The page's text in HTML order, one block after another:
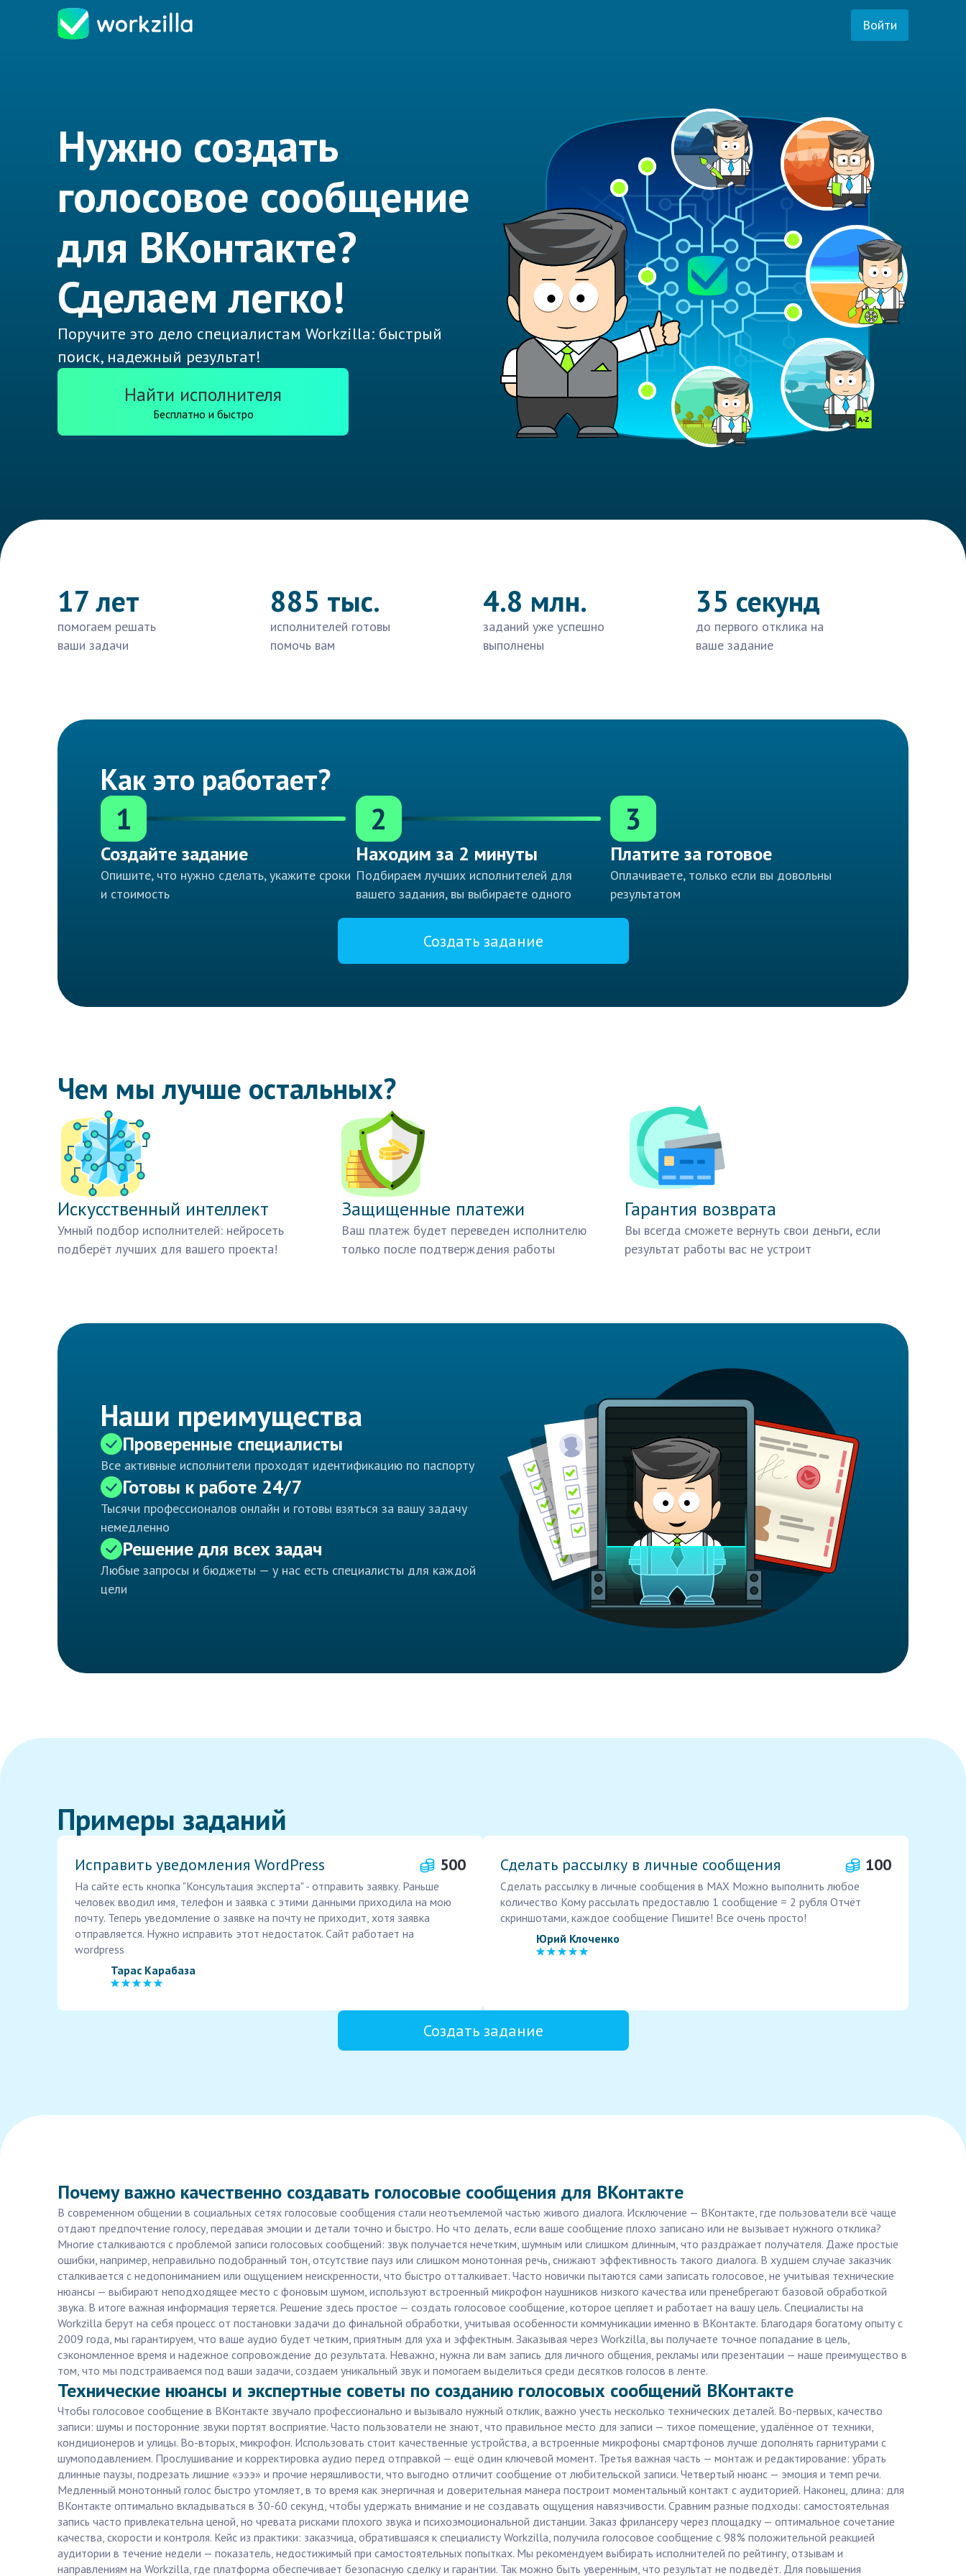
Войти
Нужно создать
голосовое сообщение
для ВКонтакте?
Сделаем легко!
Поручите это дело специалистам Workzilla: быстрый
поиск, надежный результат!
Найти исполнителя
Бесплатно и быстро
17 лет
помогаем решать
ваши задачи
885 тыс.
исполнителей готовы
помочь вам
4.8 млн.
заданий уже успешно
выполнены
35 секунд
до первого отклика на
ваше задание
Как это работает?
1
Создайте задание
Опишите, что нужно сделать, укажите сроки
и стоимость
2
Находим за 2 минуты
Подбираем лучших исполнителей для
вашего задания, вы выбираете одного
3
Платите за готовое
Оплачиваете, только если вы довольны
результатом
Создать задание
Чем мы лучше остальных?
Искусственный интеллект
Умный подбор исполнителей: нейросеть
подберёт лучших для вашего проекта!
Защищенные платежи
Ваш платеж будет переведен исполнителю
только после подтверждения работы
Гарантия возврата
Вы всегда сможете вернуть свои деньги, если
результат работы вас не устроит
Наши преимущества
Проверенные специалисты
Все активные исполнители проходят идентификацию по паспорту
Готовы к работе 24/7
Тысячи профессионалов онлайн и готовы взяться за вашу задачу
немедленно
Решение для всех задач
Любые запросы и бюджеты — у нас есть специалисты для каждой
цели
Примеры заданий
Исправить уведомления WordPress 500
На сайте есть кнопка "Консультация эксперта" - отправить заявку. Раньше
человек вводил имя, телефон и заявка с этими данными приходила на мою
почту. Теперь уведомление о заявке на почту не приходит, хотя заявка
отправляется. Нужно исправить этот недостаток. Сайт работает на
wordpress
Тарас Карабаза
Сделать рассылку в личные сообщения 100
Сделать рассылку в личные сообщения в МАХ Можно выполнить любое
количество Кому рассылать предоставлю 1 сообщение = 2 рубля Отчёт
скриншотами, каждое сообщение Пишите! Все очень просто!
Юрий Клоченко
Создать задание
Почему важно качественно создавать голосовые сообщения для ВКонтакте
В современном общении в социальных сетях голосовые сообщения стали неотъемлемой частью живого диалога. Исключение — ВКонтакте, где пользователи всё чаще
отдают предпочтение голосу, передавая эмоции и детали точно и быстро. Но что делать, если ваше сообщение плохо записано или не вызывает нужного отклика?
Многие сталкиваются с проблемой записи голосовых сообщений: звук получается нечетким, шумным или слишком длинным, что раздражает получателя. Даже простые
ошибки, например, неправильно подобранный тон, отсутствие пауз или слишком монотонная речь, снижают эффективность такого диалога. В худшем случае заказчик
сталкивается с недопониманием или ощущением неискренности, что быстро отталкивает. Часто новички пытаются сами записать голосовое, не учитывая технические
нюансы — выбирают неподходящее место с фоновым шумом, используют встроенный микрофон наушников низкого качества или пренебрегают базовой обработкой
звука. В итоге важная информация теряется. Решение здесь простое — создать голосовое сообщение, которое цепляет и работает на вашу цель. Специалисты на
Workzilla берут на себя процесс от постановки задачи до финальной обработки, учитывая особенности коммуникации именно в ВКонтакте. Благодаря богатому опыту с
2009 года, мы гарантируем, что ваше аудио будет четким, приятным для уха и эффектным. Заказывая через Workzilla, вы получаете точное попадание в цель,
сэкономленное время и надежное сопровождение до результата. Неважно, нужна ли вам запись для личного общения, рекламы или презентации — наше преимущество в
том, что мы подстраиваемся под ваши задачи, создаем уникальный звук и помогаем выделиться среди десятков голосов в ленте.
Технические нюансы и экспертные советы по созданию голосовых сообщений ВКонтакте
Чтобы голосовое сообщение в ВКонтакте звучало профессионально и вызывало нужный отклик, важно учесть несколько технических деталей. Во-первых, качество
записи: шумы и посторонние звуки портят восприятие. Часто пользователи не знают, что правильное место для записи — тихое помещение, удалённое от техники,
кондиционеров и улицы. Во-вторых, микрофон. Использовать стоит качественные устройства, а встроенные микрофоны смартфонов лучше дополнять гарнитурами с
шумоподавлением. Прослушивание и корректировка аудио перед отправкой — ещё один ключевой момент. Третья важная часть — монтаж и редактирование: убрать
длинные паузы, подрезать лишние «эээ» и прочие неряшливости, что выгодно отличит сообщение от любительской записи. Четвертый нюанс — эмоция и темп речи.
Медленный монотонный голос быстро утомляет, в то время как энергичная и доверительная манера построит моментальный контакт с аудиторией. Наконец, длина: для
ВКонтакте оптимально вкладываться в 30-60 секунд, чтобы удержать внимание и не создавать ощущения навязчивости. Сравним разные подходы: самостоятельная
запись часто привлекательна ценой, но чревата рисками плохого звука и психоэмоциональной дистанции. Заказ фрилансеру через площадку — оптимальное сочетание
качества, скорости и контроля. Кейс из практики: заказчица, обратившаяся к специалисту Workzilla, получила голосовое сообщение с 98% положительной реакцией
аудитории в течение недели — показатель, недостижимый при самостоятельных попытках. Мы рекомендуем выбирать исполнителей по рейтингу, отзывам и
направлениям на Workzilla, где платформа обеспечивает безопасную сделку и гарантии. Так можно быть уверенным, что результат не подведёт. Для повышения